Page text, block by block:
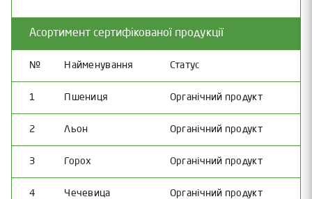
Асортимент сертифікованої продукції
№ Найменування Статус
1 Пшениця Органічний продукт
2 Льон Органічний продукт
3 Горох Органічний продукт
4 Чечевица Органічний продукт